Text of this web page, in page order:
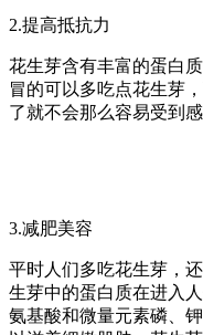
2.提高抵抗力
花生芽含有丰富的蛋白
冒的可以多吃点花生芽
了就不会那么容易受到感
3.减肥美容
平时人们多吃花生芽，
生芽中的蛋白质在进入
氨基酸和微量元素磷、